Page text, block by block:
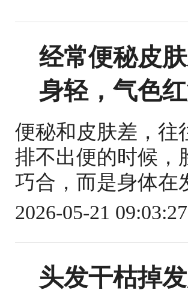
经常便秘皮
身轻，气色
便秘和皮肤差，往
排不出便的时候，
巧合，而是身体在
2026-05-21 09:03:27
头发干枯掉